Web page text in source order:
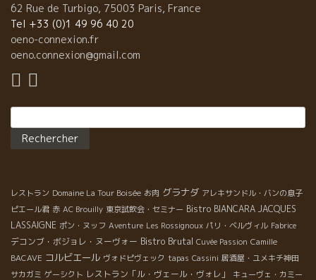
62 Rue de Turbigo, 75003 Paris, France
Tel +33 (0)1 49 96 40 20
oeno-connexion.fr
oeno.connexion@gmail.com
レストラン Domaine La Tour Boisée お肉 グラナダ アレキサンドル・バンの息子
ピエール君 赤 AC Brouilly 東京試飲会・セミナー Bistro BIANCARA JACQUES
LASSAIGNE ポン・ヌッフ Aventure Les Rossignoux パリ・ベルヴィル Fabrice
デコンブ・ボジョレ・ヌーヴォー Bistro Brutal Cuvée Passion Camille
BACAVE コルビエール ヴォドピヴェック tapas Cassini 居酒屋・ユメキチ神田
サカガミ ゲーシクト レストラン「ル・ヴェール・ヴォレ」 キューヴェ・カミー